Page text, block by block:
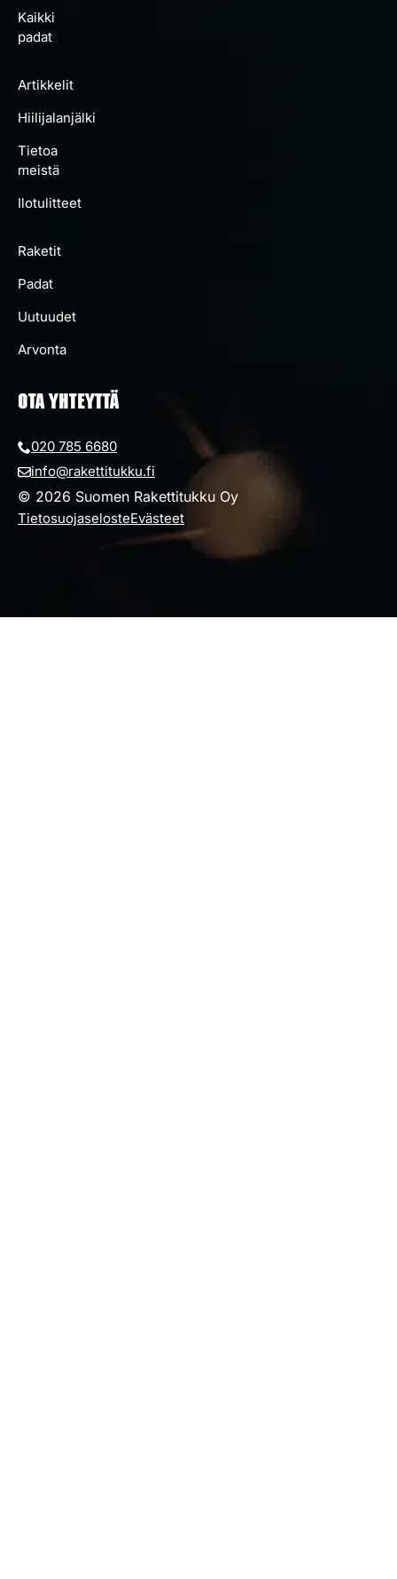
© 2026 Suomen Rakettitukku Oy
TietosuojaselosteEvästeet
Kaikki
padat
Artikkelit
Hiilijalanjälki
Tietoa
meistä
Ilotulitteet
Raketit
Padat
Uutuudet
Arvonta
OTA YHTEYTTÄ
020 785 6680
info@rakettitukku.fi